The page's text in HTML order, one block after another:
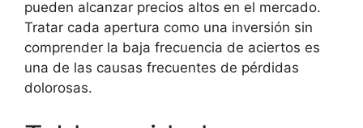
pueden alcanzar precios altos en el mercado.
Tratar cada apertura como una inversión sin
comprender la baja frecuencia de aciertos es
una de las causas frecuentes de pérdidas
dolorosas.